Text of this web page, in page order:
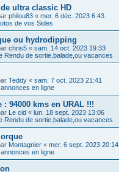
ultra classic HD
philou83 « mer. 6 déc. 2023 6:43
de vos Sides
ou hydrodipping
chris5 « sam. 14 oct. 2023 19:33
Rendu de sortie,balade,ou vacances
Teddy « sam. 7 oct. 2023 21:41
en ligne
94000 kms en URAL !!!
Le cid « lun. 18 sept. 2023 13:06
Rendu de sortie,balade,ou vacances
Montagnier « mer. 6 sept. 2023 20:14
en ligne